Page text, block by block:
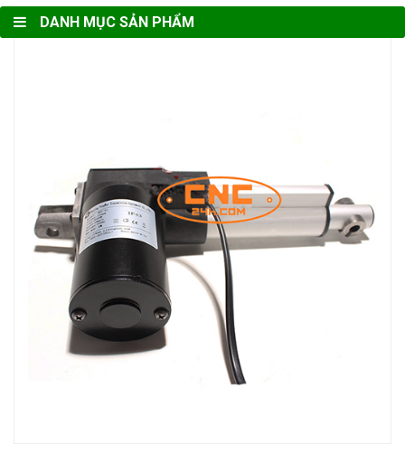
DANH MỤC SẢN PHẨM